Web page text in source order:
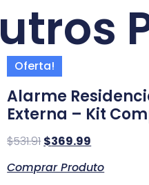
Oferta!
Alarme
Externa – Kit
$531.91 $369.99
Comprar Produto